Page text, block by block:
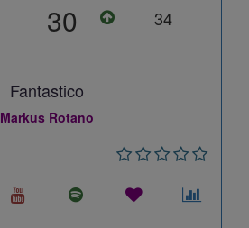
30 34
Fantastico
Markus Rotano